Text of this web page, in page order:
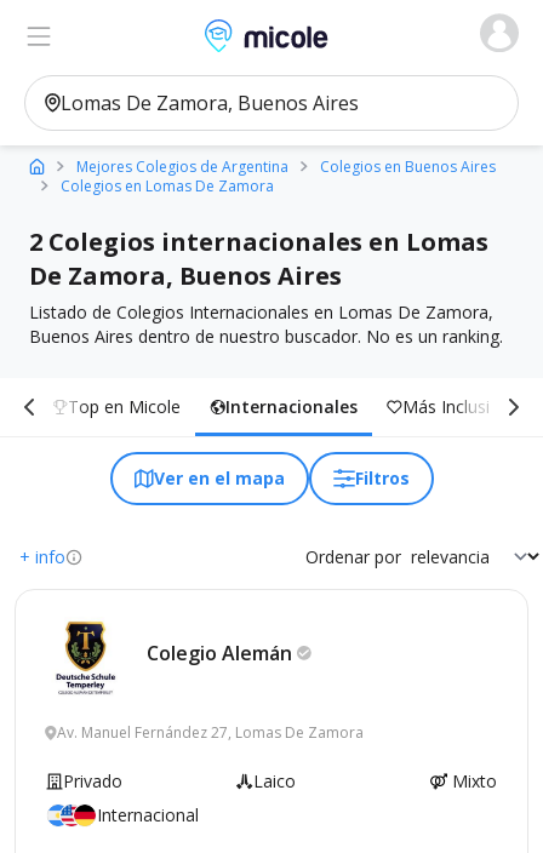
Micole, buscador de colegios
Ver en el mapa Filtros
Mejores Colegios de Argentina
Colegios en Buenos Aires
Colegios en Lomas De Zamora
2 Colegios internacionales en Lomas
De Zamora, Buenos Aires
Listado de Colegios Internacionales en Lomas De Zamora,
Buenos Aires dentro de nuestro buscador. No es un ranking.
Top en Micole Internacionales Más Inclusivos
Ver en el mapa Filtros
+ info Ordenar por
Colegio Alemán
Av. Manuel Fernández 27, Lomas De Zamora
Privado Laico
Mixto
Internacional